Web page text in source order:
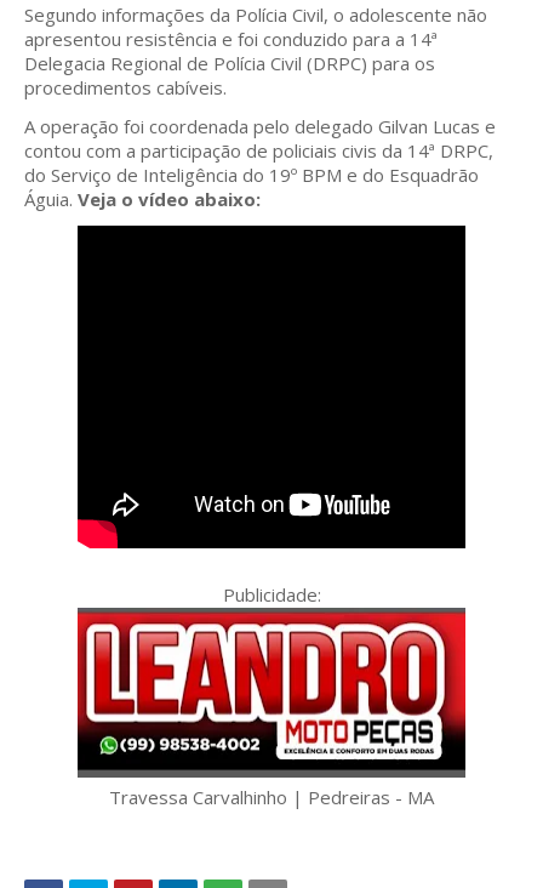
Segundo informações da Polícia Civil, o adolescente não
apresentou resistência e foi conduzido para a 14ª
Delegacia Regional de Polícia Civil (DRPC) para os
procedimentos cabíveis.
A operação foi coordenada pelo delegado Gilvan Lucas e
contou com a participação de policiais civis da 14ª DRPC,
do Serviço de Inteligência do 19º BPM e do Esquadrão
Águia. Veja o vídeo abaixo:
Publicidade:
Travessa Carvalhinho | Pedreiras - MA